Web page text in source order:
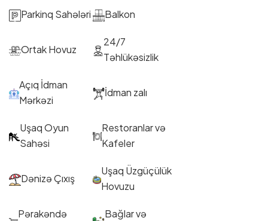
Parkinq Sahələri Balkon
Ortak Hovuz
24/7
Təhlükəsizlik
Açıq İdman
Mərkəzi
İdman zalı
Uşaq Oyun
Sahəsi
Restoranlar və
Kafeler
Dənizə Çıxış
Uşaq Üzgüçülük
Hovuzu
Pərakəndə
Bağlar və